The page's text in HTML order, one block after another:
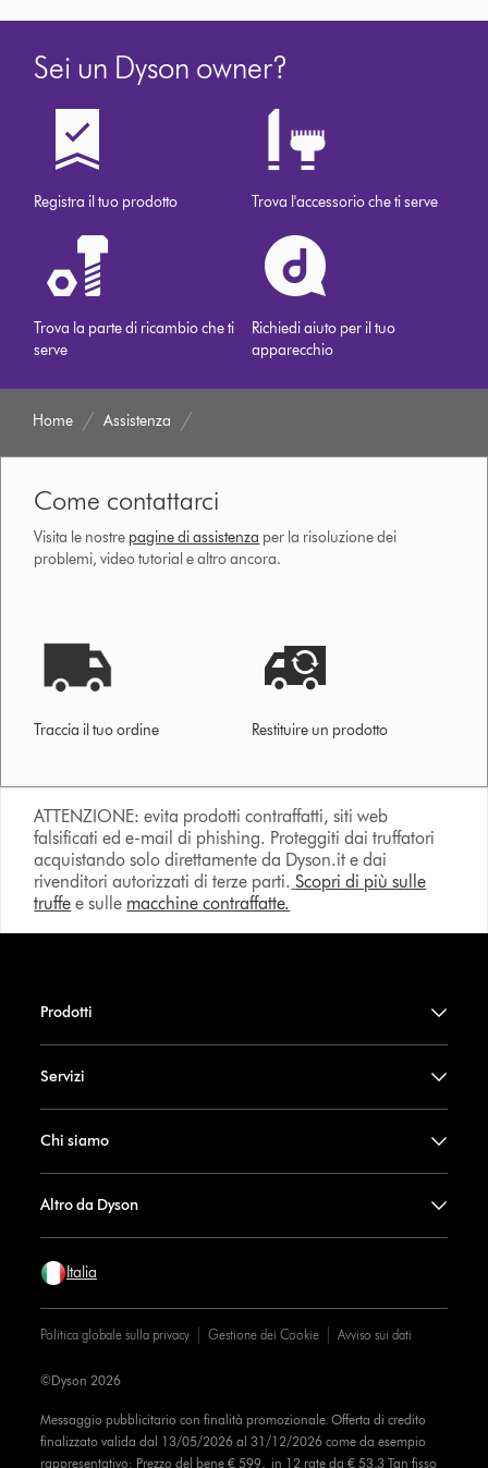
Sei un Dyson owner?
Registra il tuo prodotto Trova l'accessorio che ti serve
Trova la parte di ricambio che ti
serve
Richiedi aiuto per il tuo
apparecchio
Home Assistenza
Come contattarci
Visita le nostre pagine di assistenza per la risoluzione dei
problemi, video tutorial e altro ancora.
Traccia il tuo ordine Restituire un prodotto
ATTENZIONE: evita prodotti contraffatti, siti web
falsificati ed e-mail di phishing. Proteggiti dai truffatori
acquistando solo direttamente da Dyson.it e dai
rivenditori autorizzati di terze parti. Scopri di più sulle
truffe e sulle macchine contraffatte.
Prodotti
Servizi
Chi siamo
Altro da Dyson
Italia
Politica globale sulla privacy Gestione dei Cookie Avviso sui dati
Messaggio pubblicitario con finalità promozionale. Offerta di credito
finalizzato valida dal 13/05/2026 al 31/12/2026 come da esempio
rappresentativo: Prezzo del bene € 599, in 12 rate da € 53,3 Tan fisso
©Dyson 2026